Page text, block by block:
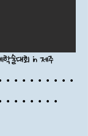
술대회 in 제주
​· ​· · ​ · ​· ​· ​· · ​ ·
· ​ · ​· ​· ​· · ​ ·